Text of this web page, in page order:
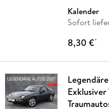
Kalender
Sofort
8,30 €*